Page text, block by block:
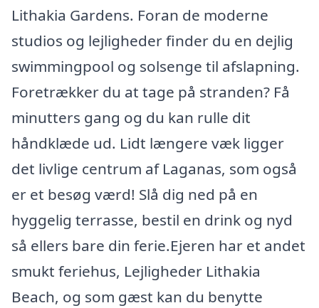
Lithakia Gardens. Foran de moderne
studios og lejligheder finder du en dejlig
swimmingpool og solsenge til afslapning.
Foretrækker du at tage på stranden? Få
minutters gang og du kan rulle dit
håndklæde ud. Lidt længere væk ligger
det livlige centrum af Laganas, som også
er et besøg værd! Slå dig ned på en
hyggelig terrasse, bestil en drink og nyd
så ellers bare din ferie.Ejeren har et andet
smukt feriehus, Lejligheder Lithakia
Beach, og som gæst kan du benytte